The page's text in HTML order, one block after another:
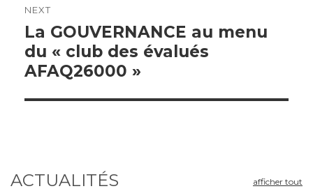
NEXT
Next
post:
La GOUVERNANCE au menu
du « club des évalués
AFAQ26000 »
ACTUALITÉS afficher tout